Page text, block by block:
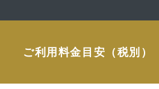
ご利用料金目安（税別）